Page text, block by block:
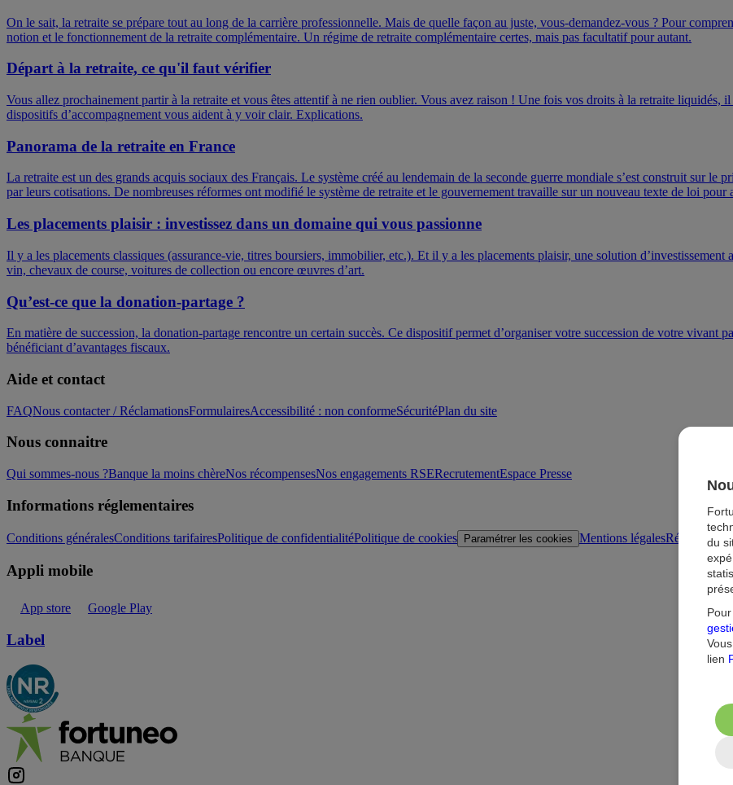
On le sait, la retraite se prépare tout au long de la carrière professionnelle. Mais de quelle façon au juste, vous-demandez-vous ? Pour
notion et le fonctionnement de la retraite complémentaire. Un régime de retraite complémentaire certes, mais pas facultatif pour autant.
Départ à la retraite, ce qu'il faut vérifier
Vous allez prochainement partir à la retraite et vous êtes attentif à ne rien oublier. Vous avez raison ! Une fois vos droits à la retraite liquidés,
dispositifs d’accompagnement vous aident à y voir clair. Explications.
Panorama de la retraite en France
La retraite est un des grands acquis sociaux des Français. Le système créé au lendemain de la seconde guerre mondiale s’est construit sur le
par leurs cotisations. De nombreuses réformes ont modifié le système de retraite et le gouvernement travaille sur un nouveau texte de loi pour
Les placements plaisir : investissez dans un domaine qui vous passionne
Il y a les placements classiques (assurance-vie, titres boursiers, immobilier, etc.). Et il y a les placements plaisir, une solution
vin, chevaux de course, voitures de collection ou encore œuvres d’art.
Qu’est-ce que la donation-partage ?
En matière de succession, la donation-partage rencontre un certain succès. Ce dispositif permet d’organiser votre succession de votre vivant
bénéficiant d’avantages fiscaux.
Aide et contact
FAQNous contacter / RéclamationsFormulairesAccessibilité : non conformeSécuritéPlan du site
Nous connaitre
Qui sommes-nous ?Banque la moins chèreNos récompensesNos engagements RSERecrutementEspace Presse
Informations réglementaires
Conditions généralesConditions tarifairesPolitique de confidentialitéPolitique de cookies Paramétrer les cookies Mentions légales
Appli mobile
App store Google Play
Label
du
lien